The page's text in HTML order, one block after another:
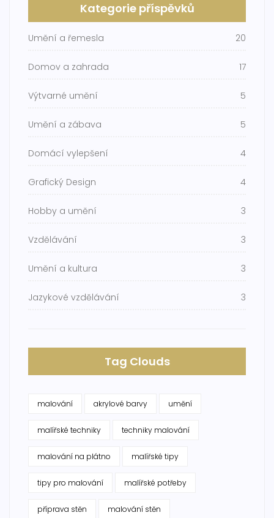
Kategorie příspěvků
Umění a řemesla 20
Domov a zahrada 17
Výtvarné umění 5
Umění a zábava 5
Domácí vylepšení 4
Grafický Design 4
Hobby a umění 3
Vzdělávání 3
Umění a kultura 3
Jazykové vzdělávání 3
Tag Clouds
malování akrylové barvy umění
malířské techniky techniky malování
malování na plátno malířské tipy
tipy pro malování malířské potřeby
příprava stěn malování stěn